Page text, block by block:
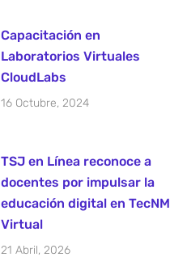
Capacitación en
Laboratorios Virtuales
CloudLabs
16 Octubre, 2024
TSJ en Línea reconoce a
docentes por impulsar la
educación digital en TecNM
Virtual
21 Abril, 2026